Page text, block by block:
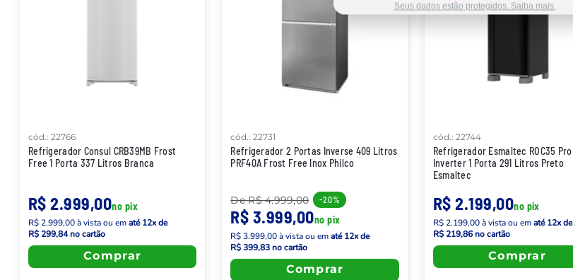
Seus dados estão protegidos. Saiba mais.
cód. : 22766
Refrigerador Consul CRB39MB Frost
Free 1 Porta 337 Litros Branca
R$ 2.999,00no pix
R$ 2.999,00à vistaou ematé12x de
R$ 299,84no cartão
cód.:22731
Refrigerador 2 Portas Inverse 409 Litros
PRF40A Frost Free Inox Philco
DeR$ 4.999,00 -20%
R$ 3.999,00no pix
R$ 3.999,00à vistaou em até12x de
R$ 399,83no cartão
cód. : 22744
Refrigerador Esmaltec ROC35 Pro
Inverter 1 Porta 291 Litros Preto
Esmaltec
R$ 2.199,00no pix
R$ 2.199,00à vistaou em até12x de
R$ 219,86no cartão